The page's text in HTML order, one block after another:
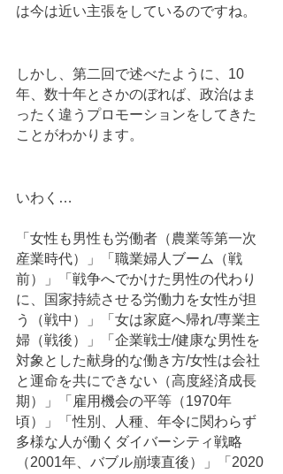
は今は近い主張をしているのですね。
しかし、第二回で述べたように、10
年、数十年とさかのぼれば、政治はま
ったく違うプロモーションをしてきた
ことがわかります。
いわく…
「女性も男性も労働者（農業等第一次
産業時代）」「職業婦人ブーム（戦
前）」「戦争へでかけた男性の代わり
に、国家持続させる労働力を女性が担
う（戦中）」「女は家庭へ帰れ/専業主
婦（戦後）」「企業戦士/健康な男性を
対象とした献身的な働き方/女性は会社
と運命を共にできない（高度経済成長
期）」「雇用機会の平等（1970年
頃）」「性別、人種、年令に関わらず
多様な人が働くダイバーシティ戦略
（2001年、バブル崩壊直後）」「2020